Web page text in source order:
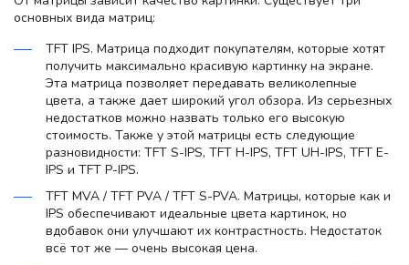
основных вида матриц:
TFT IPS. Матрица подходит покупателям, которые хотят
получить максимально красивую картинку на экране.
Эта матрица позволяет передавать великолепные
цвета, а также дает широкий угол обзора. Из серьезных
недостатков можно назвать только его высокую
стоимость. Также у этой матрицы есть следующие
разновидности: TFT S-IPS, TFT H-IPS, TFT UH-IPS, TFT E-
IPS и TFT P-IPS.
TFT MVA / TFT PVA / TFT S-PVA. Матрицы, которые как и
IPS обеспечивают идеальные цвета картинок, но
вдобавок они улучшают их контрастность. Недостаток
всё тот же — очень высокая цена.